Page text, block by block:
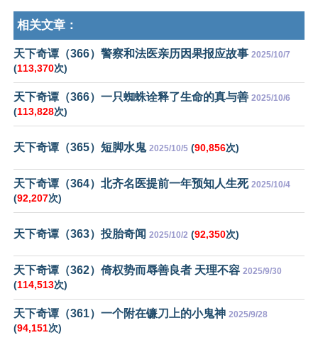
相关文章：
天下奇谭（366）警察和法医亲历因果报应故事 2025/10/7
(113,370次)
天下奇谭（366）一只蜘蛛诠释了生命的真与善 2025/10/6
(113,828次)
天下奇谭（365）短脚水鬼 2025/10/5 (90,856次)
天下奇谭（364）北齐名医提前一年预知人生死 2025/10/4
(92,207次)
天下奇谭（363）投胎奇闻 2025/10/2 (92,350次)
天下奇谭（362）倚权势而辱善良者 天理不容 2025/9/30
(114,513次)
天下奇谭（361）一个附在镰刀上的小鬼神 2025/9/28
(94,151次)